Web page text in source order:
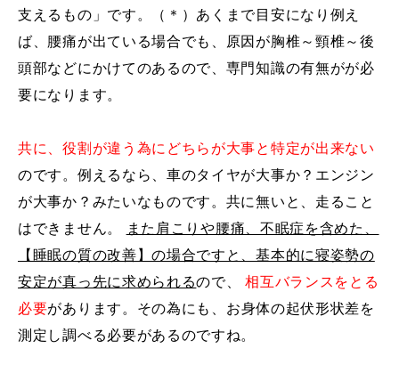
支えるもの」です。（＊）あくまで目安になり例え
ば、腰痛が出ている場合でも、原因が胸椎～頸椎～後
頭部などにかけてのあるので、専門知識の有無がが必
要になります。
共に、役割が違う為にどちらが大事と特定が出来ない
のです。例えるなら、車のタイヤが大事か？エンジン
が大事か？みたいなものです。共に無いと、走ること
はできません。
また肩こりや腰痛、不眠症を含めた、
【睡眠の質の改善】の場合ですと、基本的に寝姿勢の
安定が真っ先に求められるので、相互バランスをとる
必要があります。その為にも、お身体の起伏形状差を
測定し調べる必要があるのですね。